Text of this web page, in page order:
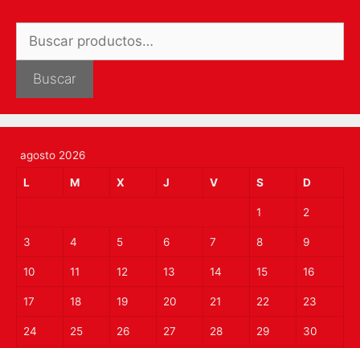
Buscar
Buscar
agosto 2026
L M X J V S D
1 2
3 4 5 6 7 8 9
10 11 12 13 14 15 16
17 18 19 20 21 22 23
24 25 26 27 28 29 30